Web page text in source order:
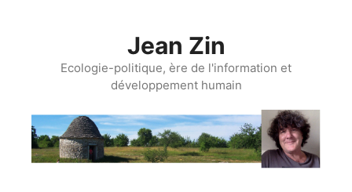
Jean Zin
Ecologie-politique, ère de l'information et
développement humain